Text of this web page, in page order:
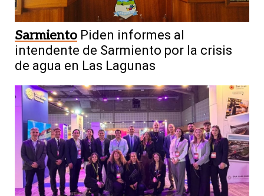
Sarmiento Piden informes al
intendente de Sarmiento por la crisis
de agua en Las Lagunas